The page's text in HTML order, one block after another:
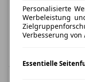
ab185,00 €
24 Monate |5.000
Personalisierte
Werbeleistung
Verbesserung von
Essentielle